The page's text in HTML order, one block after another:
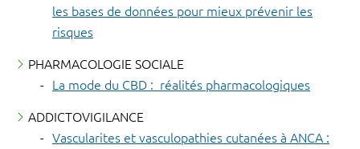
les bases de données pour mieux prévenir les
risques
PHARMACOLOGIE SOCIALE
La mode du CBD : réalités pharmacologiques
ADDICTOVIGILANCE
Vascularites et vasculopathies cutanées à ANCA :